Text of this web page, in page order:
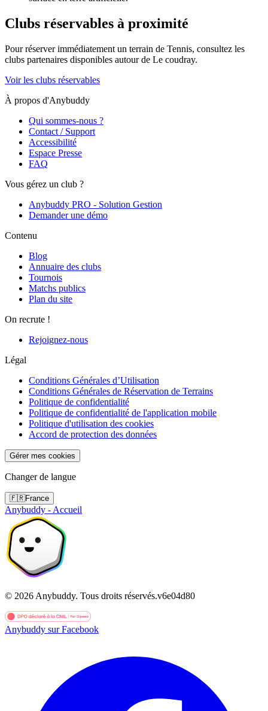
Clubs réservables à proximité
Pour réserver immédiatement un terrain de Tennis, consultez les
clubs partenaires disponibles autour de Le coudray.
Voir les clubs réservables
À propos d'Anybuddy
Qui sommes-nous ?
Contact / Support
Accessibilité
Espace Presse
FAQ
Vous gérez un club ?
Anybuddy PRO - Solution Gestion
Demander une démo
Contenu
Blog
Annuaire des clubs
Tournois
Matchs publics
Plan du site
On recrute !
Rejoignez-nous
Légal
Conditions Générales d’Utilisation
Conditions Générales de Réservation de Terrains
Politique de confidentialité
Politique de confidentialité de l'application mobile
Politique d'utilisation des cookies
Accord de protection des données
Gérer mes cookies
Changer de langue
🇫🇷France
Anybuddy - Accueil
© 2026 Anybuddy. Tous droits réservés.v6e04d80
Anybuddy sur Facebook